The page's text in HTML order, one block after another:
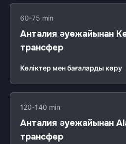
60-75 min
Анталия әуежайынан
трансфер
Көліктер мен бағаларды көру
120-140 min
Анталия әуежайынан
трансфер